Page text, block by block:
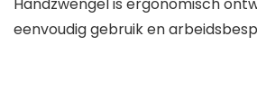
Handzwengel is ergonomisch
eenvoudig gebruik en